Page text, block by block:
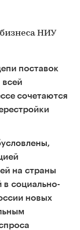
НИУ
поставок
сочетаются
на страны
в социально-
новых